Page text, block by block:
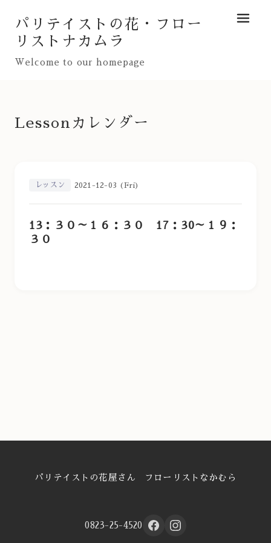
パリテイストの花・フロー
リストナカムラ
Welcome to our homepage
メニュ
Lessonカレンダー
レッスン 2021-12-03 (Fri)
13：３０～１６：３０ 17：30～１９：
３０
パリテイストの花屋さん フローリストなかむら
0823-25-4520